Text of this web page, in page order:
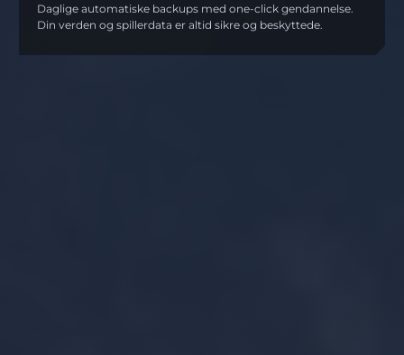
Daglige automatiske backups med one-click gendannelse.
Din verden og spillerdata er altid sikre og beskyttede.